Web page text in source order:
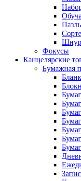
Фокусы
Канцелярские
Бумажная